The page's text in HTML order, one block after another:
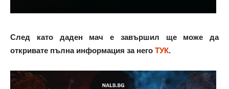
След като даден мач е завършил ще може да
откривате пълна информация за него ТУК.